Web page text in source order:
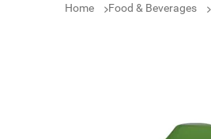
Home Food & Beverages